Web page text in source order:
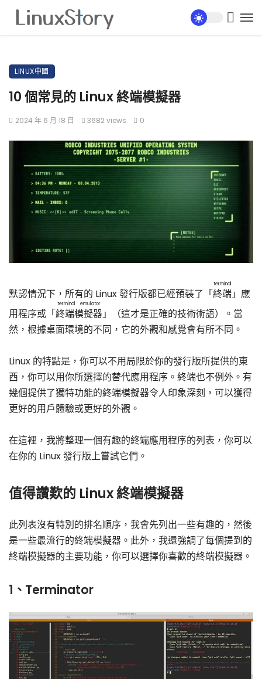
LINUX中國
10 個常見的 Linux 終端模擬器
2024 年 6 月 18 日 3682 views 0
默認情況下，所有的 Linux 發行版都已經預裝了「終端
terminal
」應
用程序或「終端模擬器
terminal emulator
」（這才是正確的技術術語）。當
然，根據桌面環境的不同，它的外觀和感覺會有所不同。
Linux 的特點是，你可以不用局限於你的發行版所提供的東
西，你可以用你所選擇的替代應用程序。終端也不例外。有
幾個提供了獨特功能的終端模擬器令人印象深刻，可以獲得
更好的用戶體驗或更好的外觀。
在這裡，我將整理一個有趣的終端應用程序的列表，你可以
在你的 Linux 發行版上嘗試它們。
值得讚歎的 Linux 終端模擬器
此列表沒有特別的排名順序，我會先列出一些有趣的，然後
是一些最流行的終端模擬器。此外，我還強調了每個提到的
終端模擬器的主要功能，你可以選擇你喜歡的終端模擬器。
1、Terminator